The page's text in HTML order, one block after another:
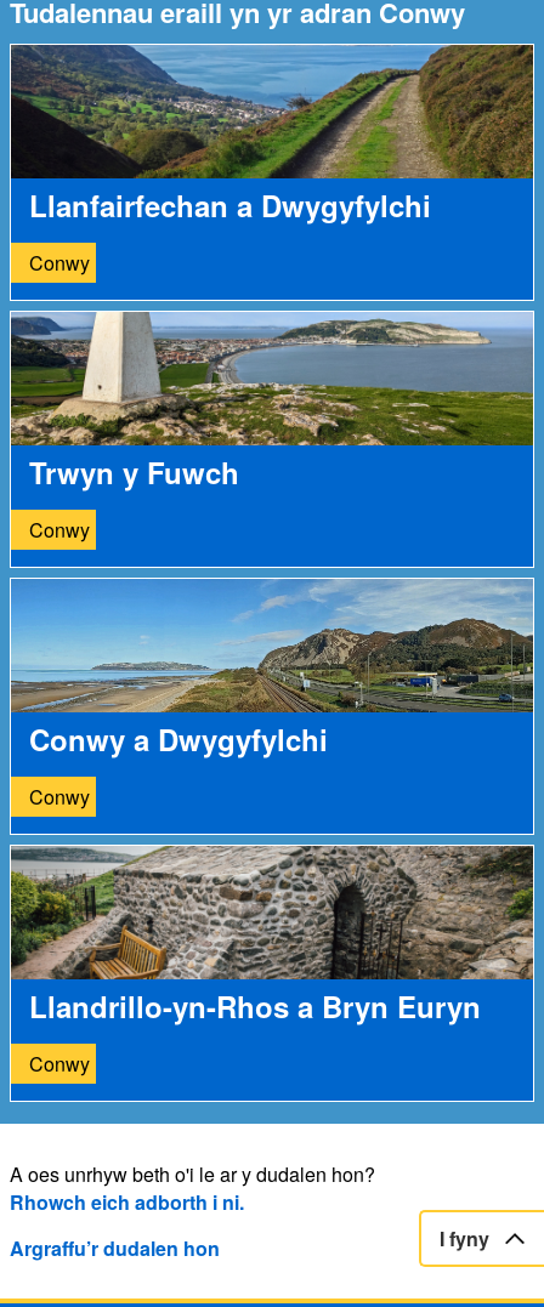
Tudalennau eraill yn yr adran Conwy
Llanfairfechan a Dwygyfylchi
Conwy
Trwyn y Fuwch
Conwy
Conwy a Dwygyfylchi
Conwy
Llandrillo-yn-Rhos a Bryn Euryn
Conwy
A oes unrhyw beth o'i le ar y dudalen hon?
Rhowch eich adborth i ni.
Argraffu’r dudalen hon
I fyny